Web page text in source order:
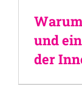
und
der